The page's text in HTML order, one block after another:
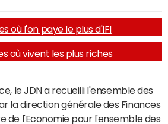
où l'on paye le plus d'IFI
où vivent les plus riches
le JDN a recueilli l'ensemble des
la direction générale des Finances
de l'Economie pour l'ensemble des